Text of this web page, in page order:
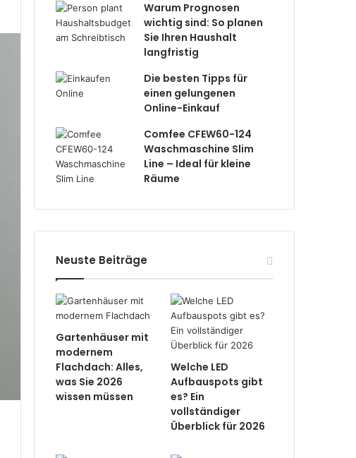
Warum Prognosen
wichtig sind: So planen
Sie Ihren Haushalt
langfristig
Die besten Tipps für
einen gelungenen
Online-Einkauf
Comfee CFEW60-124
Waschmaschine Slim
Line – Ideal für kleine
Räume
Neuste Beiträge
Gartenhäuser mit
modernem
Flachdach: Alles,
was Sie 2026
wissen müssen
Welche LED
Aufbauspots gibt
es? Ein
vollständiger
Überblick für 2026